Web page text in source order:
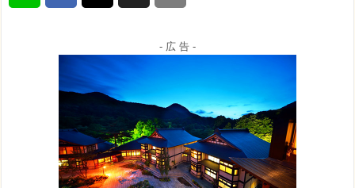
- 広 告 -